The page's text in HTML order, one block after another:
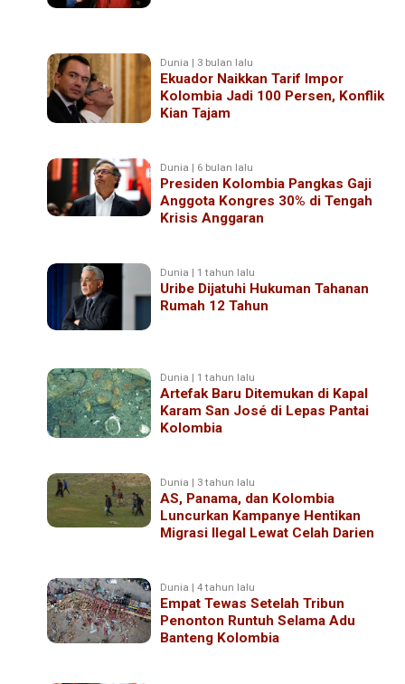
Dunia | 3 bulan lalu
Ekuador Naikkan Tarif Impor
Kolombia Jadi 100 Persen, Konflik
Kian Tajam
Dunia | 6 bulan lalu
Presiden Kolombia Pangkas Gaji
Anggota Kongres 30% di Tengah
Krisis Anggaran
Dunia | 1 tahun lalu
Uribe Dijatuhi Hukuman Tahanan
Rumah 12 Tahun
Dunia | 1 tahun lalu
Artefak Baru Ditemukan di Kapal
Karam San José di Lepas Pantai
Kolombia
Dunia | 3 tahun lalu
AS, Panama, dan Kolombia
Luncurkan Kampanye Hentikan
Migrasi Ilegal Lewat Celah Darien
Dunia | 4 tahun lalu
Empat Tewas Setelah Tribun
Penonton Runtuh Selama Adu
Banteng Kolombia